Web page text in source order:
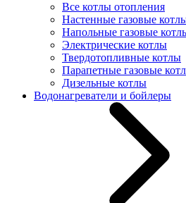
Все котлы отопления
Настенные газовые
Напольные газовые
Электрические котлы
Твердотопливные котлы
Парапетные газовые
Дизельные котлы
Водонагреватели и бойлеры